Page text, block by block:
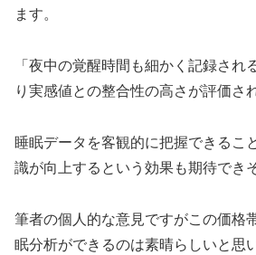
ます。
「夜中の覚醒時間も細かく記録され
り実感値との整合性の高さが評価さ
睡眠データを客観的に把握できるこ
識が向上するという効果も期待でき
筆者の個人的な意見ですがこの価格
眠分析ができるのは素晴らしいと思